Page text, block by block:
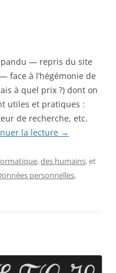
— repris du site
— face à l’hégémonie de
à quel prix ?) dont on
utiles et pratiques :
de recherche, etc.
la lecture →
,des humains, et
personnelles,